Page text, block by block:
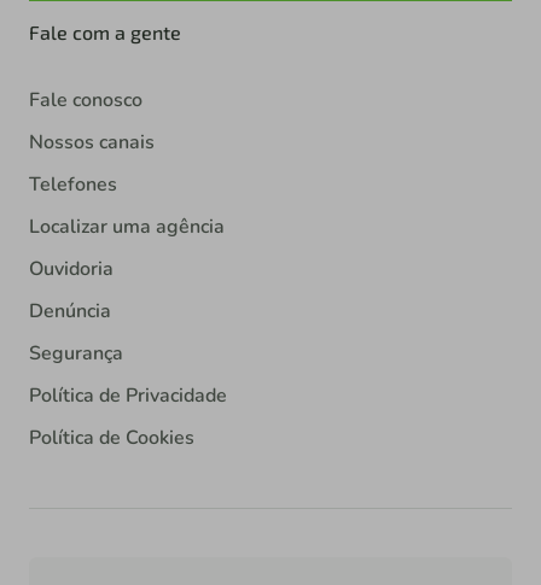
Fale com a gente
Fale conosco
Nossos canais
Telefones
Localizar uma agência
Ouvidoria
Denúncia
Segurança
Política de Privacidade
Política de Cookies